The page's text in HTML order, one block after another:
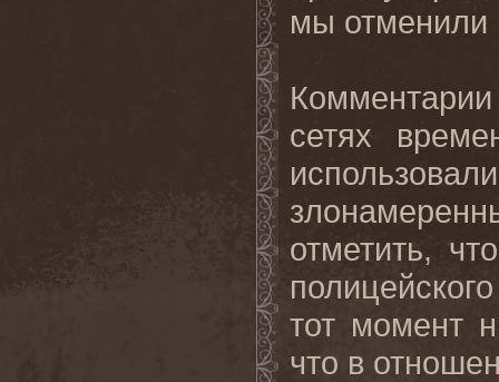
мы отменили
сетях
отметить,
тот момент
что в